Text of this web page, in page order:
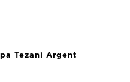
Tezani Argent